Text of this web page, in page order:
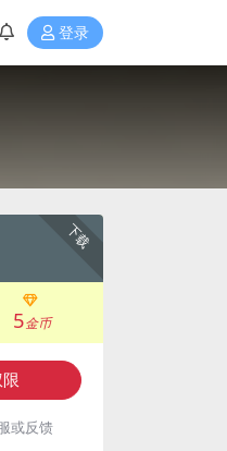
登录
下载
5金币
或反馈